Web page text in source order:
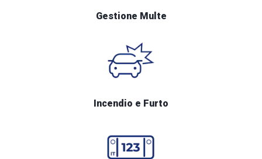
Gestione Multe
Incendio e Furto